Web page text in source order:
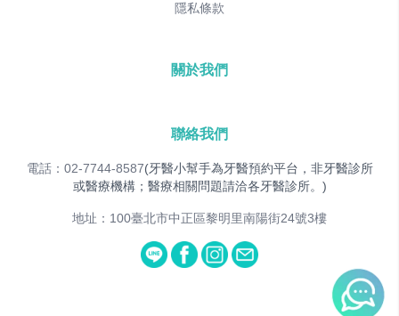
隱私條款
關於我們
聯絡我們
電話：02-7744-8587(牙醫小幫手為牙醫預約平台，非牙醫診所
或醫療機構；醫療相關問題請洽各牙醫診所。)
地址：100臺北市中正區黎明里南陽街24號3樓